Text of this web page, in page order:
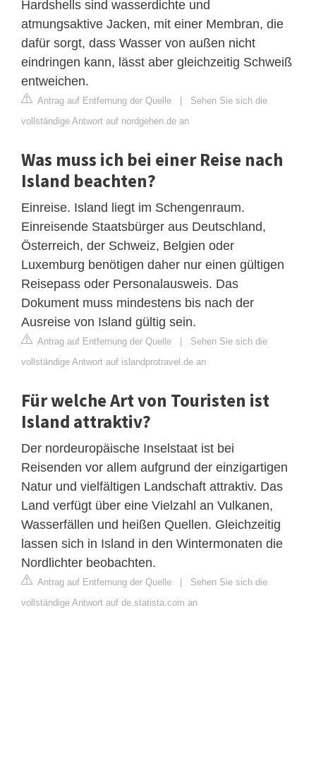
Hardshells sind wasserdichte und
atmungsaktive Jacken, mit einer Membran, die
dafür sorgt, dass Wasser von außen nicht
eindringen kann, lässt aber gleichzeitig Schweiß
entweichen.
Antrag auf Entfernung der Quelle | Sehen Sie sich die
vollständige Antwort auf nordgehen.de an
Was muss ich bei einer Reise nach
Island beachten?
Einreise. Island liegt im Schengenraum.
Einreisende Staatsbürger aus Deutschland,
Österreich, der Schweiz, Belgien oder
Luxemburg benötigen daher nur einen gültigen
Reisepass oder Personalausweis. Das
Dokument muss mindestens bis nach der
Ausreise von Island gültig sein.
Antrag auf Entfernung der Quelle | Sehen Sie sich die
vollständige Antwort auf islandprotravel.de an
Für welche Art von Touristen ist
Island attraktiv?
Der nordeuropäische Inselstaat ist bei
Reisenden vor allem aufgrund der einzigartigen
Natur und vielfältigen Landschaft attraktiv. Das
Land verfügt über eine Vielzahl an Vulkanen,
Wasserfällen und heißen Quellen. Gleichzeitig
lassen sich in Island in den Wintermonaten die
Nordlichter beobachten.
Antrag auf Entfernung der Quelle | Sehen Sie sich die
vollständige Antwort auf de.statista.com an